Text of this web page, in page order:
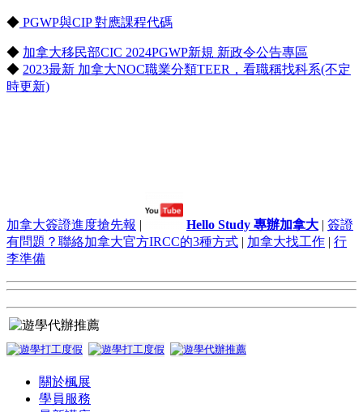
◆ PGWP與CIP 對應課程代碼
◆ 加拿大移民部CIC 2024PGWP新規 新政令公告專區
◆ 2023最新 加拿大NOC職業分類TEER，看職稱找科系(不定
時更新)
加拿大簽證進度搶先報 | Hello Study 專辦加拿大 | 簽證
有問題？聯絡加拿大官方IRCC的3種方式 | 加拿大找工作 | 行
李準備
關於楓展
學員服務